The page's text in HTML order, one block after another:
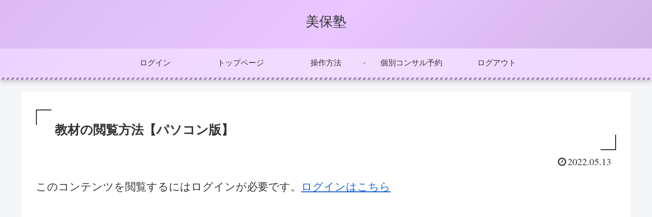
美保塾
ログイン トップページ 操作方法 個別コンサル予約 ログアウト
教材の閲覧方法【パソコン版】
2022.05.13
このコンテンツを閲覧するにはログインが必要です。 ログインはこちら